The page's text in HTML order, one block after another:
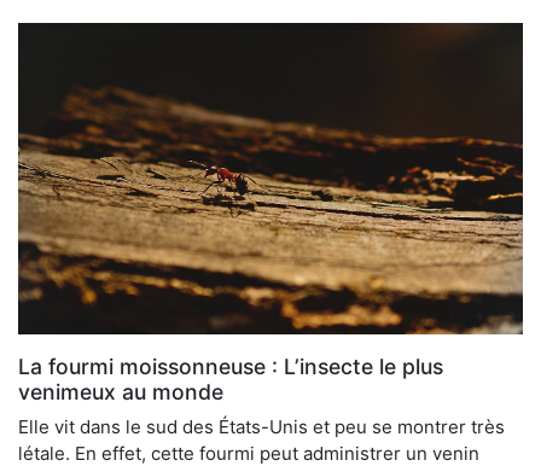
La fourmi moissonneuse : L’insecte le plus
venimeux au monde
Elle vit dans le sud des États-Unis et peu se montrer très
létale. En effet, cette fourmi peut administrer un venin